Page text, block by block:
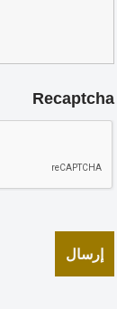
Recaptcha